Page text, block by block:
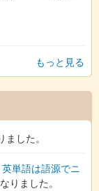
もっと見る
した。
単語は語源でニ
りました。